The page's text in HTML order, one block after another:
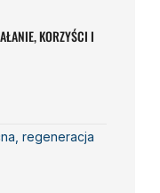
KORZYŚCI I
regeneracja